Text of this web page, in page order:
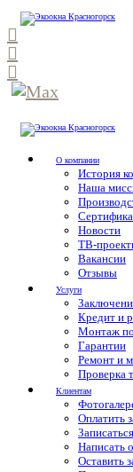
О компании
История
Наша
Новости
ТВ-
Вакансии
Отзывы
Услуги
Кредит и
Монтаж
Гарантии
Ремонт и
Проверка
Клиентам
Оплатить
Написать
Оставить